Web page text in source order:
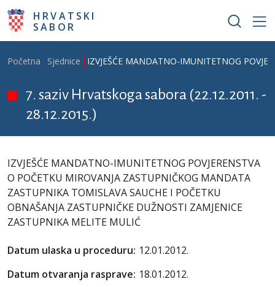
Skoči na glavni sadržaj
HRVATSKI
SABOR
Breadcrumb
Početna Sjednice IZVJEŠĆE MANDATNO-IMUNITETNOG
7. saziv Hrvatskoga sabora (22.12.2011. -
28.12.2015.)
IZVJEŠĆE MANDATNO-IMUNITETNOG POVJERENSTVA
O POČETKU MIROVANJA ZASTUPNIČKOG MANDATA
ZASTUPNIKA TOMISLAVA SAUCHE I POČETKU
OBNAŠANJA ZASTUPNIČKE DUŽNOSTI ZAMJENICE
ZASTUPNIKA MELITE MULIĆ
Datum ulaska u proceduru: 12.01.2012.
Datum otvaranja rasprave: 18.01.2012.